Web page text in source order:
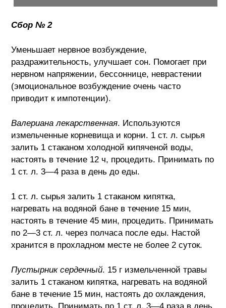
Сбор № 2
Уменьшает нервное возбуждение,
раздражительность, улучшает сон. Помогает при
нервном напряжении, бессоннице, неврастении
(эмоциональное возбуждение очень часто
приводит к импотенции).
Валериана лекарственная. Используются
измельченные корневища и корни. 1 ст. л. сырья
залить 1 стаканом холодной кипяченой воды,
настоять в течение 12 ч, процедить. Принимать по
1 ст. л. 3—4 раза в день до еды.
1 ст. л. сырья залить 1 стаканом кипятка,
нагревать на водяной бане в течение 15 мин,
настоять в течение 45 мин, процедить. Принимать
по 2—3 ст. л. через полчаса после еды. Настой
хранится в прохладном месте не более 2 суток.
Пустырник сердечный. 15 г измельченной травы
залить 1 стаканом кипятка, нагревать на водяной
бане в течение 15 мин, настоять до охлаждения,